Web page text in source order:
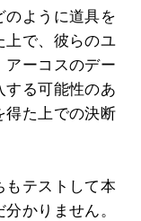
のように道具を
上で、彼らのユ
アーコスのデー
する可能性のあ
得た上での決断
もテストして本
かりません。